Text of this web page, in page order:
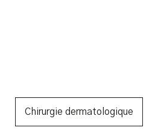
Chirurgie dermatologique